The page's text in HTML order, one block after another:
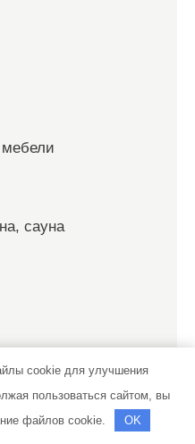
сауна
cookie для улучшения
пользоваться сайтом, вы
файлов cookie.
OK